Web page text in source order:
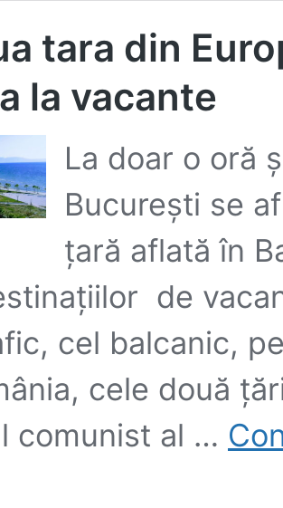
tara din
la vacante
La doar o oră
Bucureşti se
ţară aflată în
de
cel balcanic,
cele două
comunist al …